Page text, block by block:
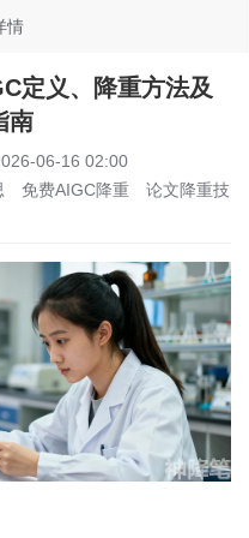
情
定义、降重方法及
南
06-16 02:00
免费AIGC降重
论文降重技